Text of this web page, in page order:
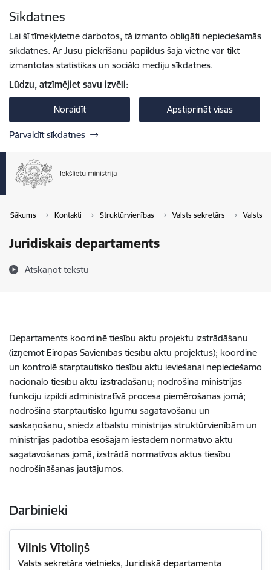
Sīkdatnes
Lai šī tīmekļvietne darbotos, tā izmanto obligāti nepieciešamās
sīkdatnes. Ar Jūsu piekrišanu papildus šajā vietnē var tikt
izmantotas statistikas un sociālo mediju sīkdatnes.
Lūdzu, atzīmējiet savu izvēli:
Noraidīt Apstiprināt visas
Pārvaldīt sīkdatnes
Sākums Kontakti Struktūrvienības Valsts sekretārs Valsts
Juridiskais departaments
Atskaņot tekstu
Departaments koordinē tiesību aktu projektu izstrādāšanu
(izņemot Eiropas Savienības tiesību aktu projektus); koordinē
un kontrolē starptautisko tiesību aktu ieviešanai nepieciešamo
nacionālo tiesību aktu izstrādāšanu; nodrošina ministrijas
funkciju izpildi administratīvā procesa piemērošanas jomā;
nodrošina starptautisko līgumu sagatavošanu un
saskaņošanu, sniedz atbalstu ministrijas struktūrvienībām un
ministrijas padotībā esošajām iestādēm normatīvo aktu
sagatavošanas jomā, izstrādā normatīvos aktus tiesību
nodrošināšanas jautājumos.
Darbinieki
Vilnis Vītoliņš
Valsts sekretāra vietnieks, Juridiskā departamenta